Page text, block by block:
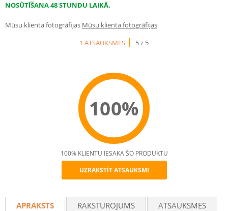
NOSŪTĪŠANA 48 STUNDU LAIKĀ.
Mūsu klienta fotogrāfijas Mūsu klienta fotogrāfijas
1 ATSAUKSMES
5 z 5
100%
Recommend
100% KLIENTU IESAKA ŠO PRODUKTU
UZRAKSTĪT ATSAUKSMI
APRAKSTS RAKSTUROJUMS
ATSAUKSMES